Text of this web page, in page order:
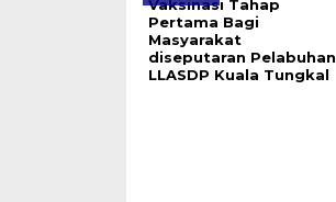
Vaksinasi Tahap
Pertama Bagi
Masyarakat
diseputaran Pelabuhan
LLASDP Kuala Tungkal